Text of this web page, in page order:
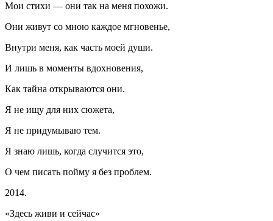
Мои стихи — они так на меня похожи.
Они живут со мною каждое мгновенье,
Внутри меня, как часть моей души.
И лишь в моменты вдохновения,
Как тайна открываются они.
Я не ищу для них сюжета,
Я не придумываю тем.
Я знаю лишь, когда случится это,
О чем писать пойму я без проблем.
2014.
«Здесь живи и сейчас»